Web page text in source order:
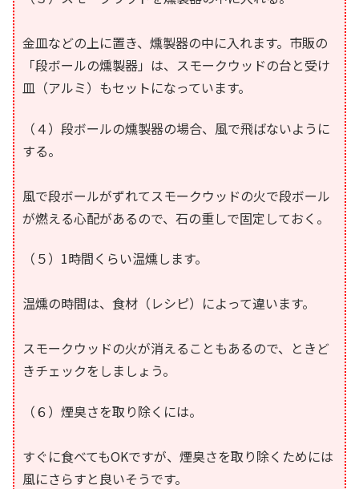
金皿などの上に置き、燻製器の中に入れます。市販の
「段ボールの燻製器」は、スモークウッドの台と受け
皿（アルミ）もセットになっています。
（４）段ボールの燻製器の場合、風で飛ばないように
する。
風で段ボールがずれてスモークウッドの火で段ボール
が燃える心配があるので、石の重しで固定しておく。
（５）1時間くらい温燻します。
温燻の時間は、食材（レシピ）によって違います。
スモークウッドの火が消えることもあるので、ときど
きチェックをしましょう。
（６）煙臭さを取り除くには。
すぐに食べてもOKですが、煙臭さを取り除くためには
風にさらすと良いそうです。